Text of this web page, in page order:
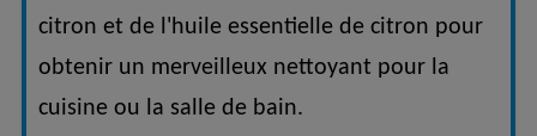
citron et de l'huile essentielle de citron pour
obtenir un merveilleux nettoyant pour la
cuisine ou la salle de bain.